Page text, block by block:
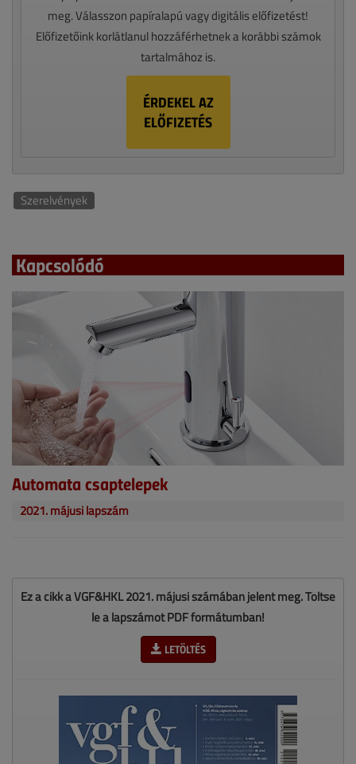
meg. Válasszon papíralapú vagy digitális előfizetést!
Előfizetőink korlátlanul hozzáférhetnek a korábbi számok
tartalmához is.
ÉRDEKEL AZ
ELŐFIZETÉS
Szerelvények
Kapcsolódó
Automata csaptelepek
2021. májusi lapszám
Ez a cikk a VGF&HKL 2021. májusi számában jelent meg. Töltse
le a lapszámot PDF formátumban!
LETÖLTÉS